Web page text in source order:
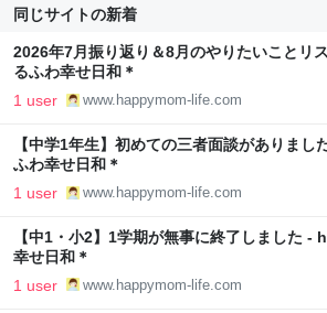
同じサイトの新着
2026年7月振り返り＆8月のやりたいことリ
るふわ幸せ日和＊
1 user www.happymom-life.com
【中学1年生】初めての三者面談がありま
ふわ幸せ日和＊
1 user www.happymom-life.com
【中1・小2】1学期が無事に終了しました
幸せ日和＊
1 user www.happymom-life.com